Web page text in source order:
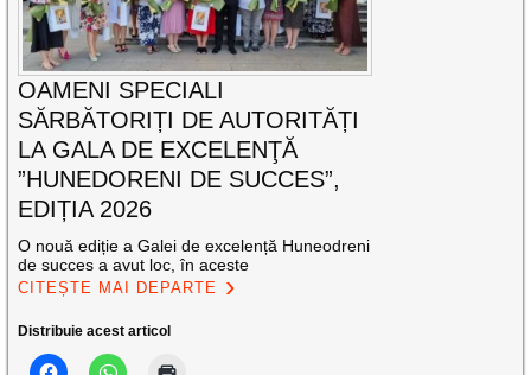
OAMENI SPECIALI
SĂRBĂTORIȚI DE AUTORITĂȚI
LA GALA DE EXCELENŢĂ
”HUNEDORENI DE SUCCES”,
EDIȚIA 2026
O nouă ediție a Galei de excelență Huneodreni
de succes a avut loc, în aceste
CITEȘTE MAI DEPARTE
Distribuie acest articol